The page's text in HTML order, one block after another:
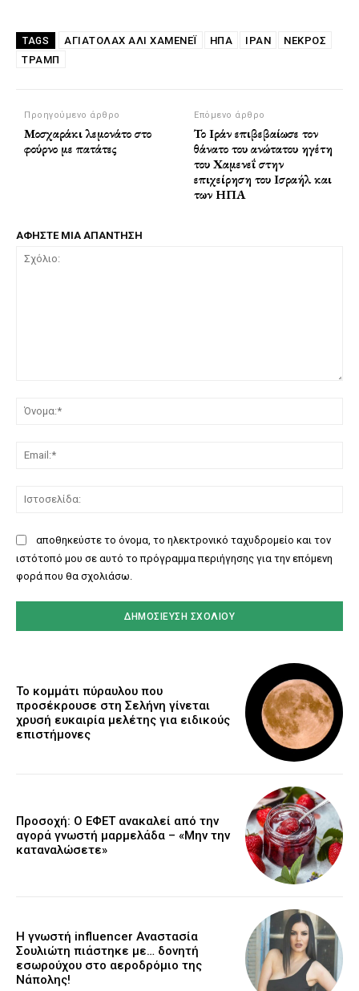
TAGS ΑΓΙΑΤΟΛΆΧ ΑΛΊ ΧΑΜΕΝΕΪ́ ΗΠΑ ΙΡΑΝ
ΝΕΚΡΟΣ
ΤΡΑΜΠ
Προηγούμενο άρθρο
Μοσχαράκι λεμονάτο στο
φούρνο με πατάτες
Επόμενο άρθρο
Το Ιράν επιβεβαίωσε τον
θάνατο του ανώτατου ηγέτη
του Χαμενεΐ στην
επιχείρηση του Ισραήλ και
των ΗΠΑ
ΑΦΗΣΤΕ ΜΙΑ ΑΠΑΝΤΗΣΗ
αποθηκεύστε το όνομα, το ηλεκτρονικό ταχυδρομείο και τον
ιστότοπό μου σε αυτό το πρόγραμμα περιήγησης για την επόμενη
φορά που θα σχολιάσω.
Το κομμάτι πύραυλου που
προσέκρουσε στη Σελήνη γίνεται
χρυσή ευκαιρία μελέτης για ειδικούς
επιστήμονες
Προσοχή: Ο ΕΦΕΤ ανακαλεί από την
αγορά γνωστή μαρμελάδα – «Μην την
καταναλώσετε»
Η γνωστή influencer Αναστασία
Σουλιώτη πιάστηκε με… δονητή
εσωρούχου στο αεροδρόμιο της
Νάπολης!